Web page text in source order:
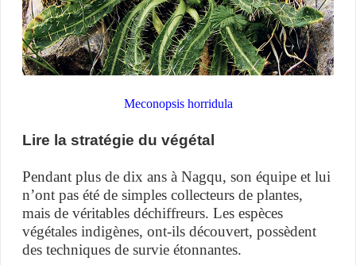
Meconopsis horridula
Lire la stratégie du végétal
Pendant plus de dix ans à Nagqu, son équipe et lui
n’ont pas été de simples collecteurs de plantes,
mais de véritables déchiffreurs. Les espèces
végétales indigènes, ont-ils découvert, possèdent
des techniques de survie étonnantes.